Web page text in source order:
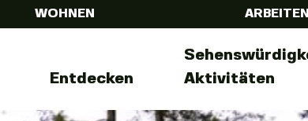
WOHNEN ARBEITEN
Entdecken
Aktivitäten